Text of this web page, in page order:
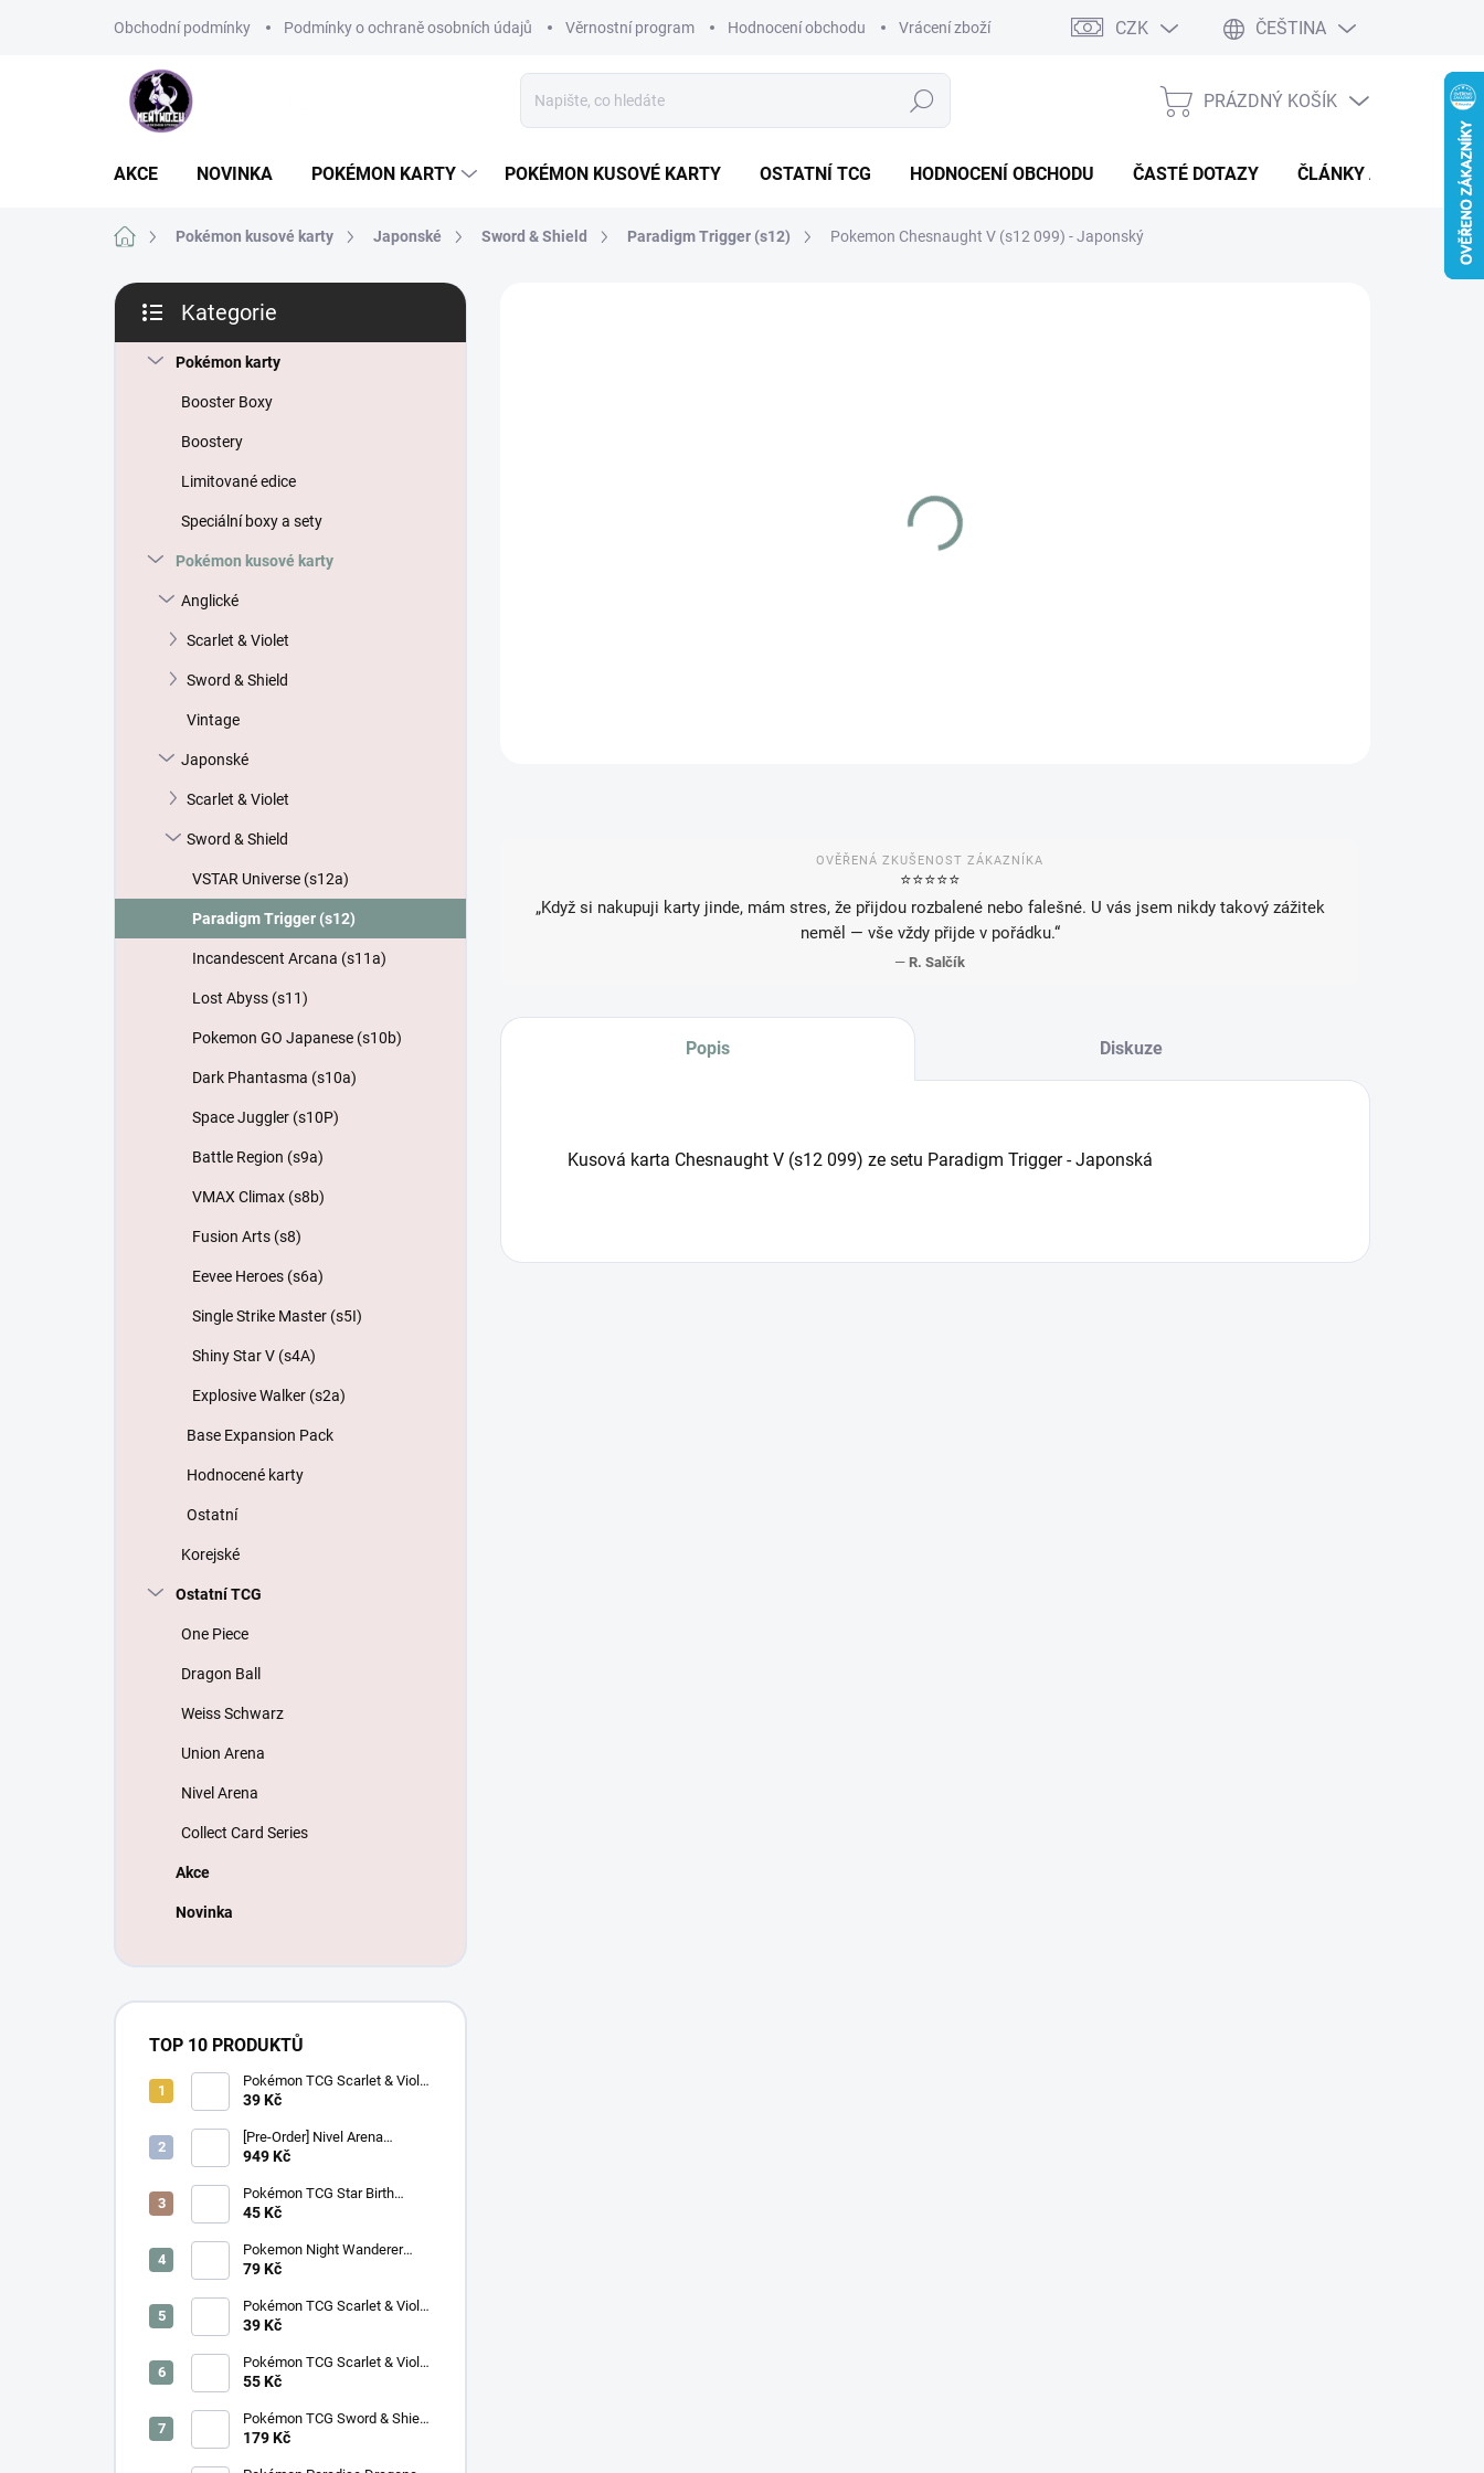
Obchodní podmínky Podmínky o ochraně osobních údajů Věrnostní program Hodnocení obchodu Vrácení zboží a reklamace Kontaktní formulář
CZK ČEŠTINA
Hledat
NÁKUPNÍ
PRÁZDNÝ KOŠÍK
AKCE NOVINKA POKÉMON KARTY POKÉMON KUSOVÉ KARTY OSTATNÍ TCG HODNOCENÍ OBCHODU ČASTÉ DOTAZY ČLÁNKY A NOVINKY
Domů Pokémon kusové karty Japonské Sword & Shield Paradigm Trigger (s12) Pokemon Chesnaught V (s12 099) - Japonský
P
s
kategorie
Kategorie
Pokémon karty
Booster Boxy
Boostery
Limitované edice
Speciální boxy a sety
Pokémon kusové karty
Anglické
Scarlet & Violet
Sword & Shield
Vintage
Japonské
Scarlet & Violet
Sword & Shield
VSTAR Universe (s12a)
Paradigm Trigger (s12)
Incandescent Arcana (s11a)
Lost Abyss (s11)
Pokemon GO Japanese (s10b)
Dark Phantasma (s10a)
Space Juggler (s10P)
Battle Region (s9a)
VMAX Climax (s8b)
Fusion Arts (s8)
Eevee Heroes (s6a)
Single Strike Master (s5I)
Shiny Star V (s4A)
Explosive Walker (s2a)
Base Expansion Pack
Hodnocené karty
Ostatní
Korejské
Ostatní TCG
One Piece
Dragon Ball
Weiss Schwarz
Union Arena
Nivel Arena
Collect Card Series
Akce
Novinka
TOP 10 PRODUKTŮ
Pokémon TCG Scarlet & Violet
Battle Partners Booster –
39 Kč
[Pre-Order] Nivel Arena
Goddess of Victory NIKKE
Box - Korejský
949 Kč
Pokémon TCG Star Birth
Booster – Korejský
45 Kč
Pokemon Night Wanderer
Booster (sv6a) - Japonský
79 Kč
Pokémon TCG Scarlet & Violet
Night Wanderer Booster –
39 Kč
Pokémon TCG Scarlet & Violet
Surging Sparks Booster –
55 Kč
Pokémon TCG Sword & Shield
Eevee Heroes Booster –
179 Kč
MOŽNOSTI DORUČENÍ
OVĚŘENÁ ZKUŠENOST ZÁKAZNÍKA
⭐️⭐️⭐️⭐️⭐️
„Když si nakupuji karty jinde, mám stres, že přijdou rozbalené nebo falešné. U vás jsem nikdy takový zážitek
neměl — vše vždy přijde v pořádku.“
— R. Salčík
Popis Diskuze
Kusová karta Chesnaught V (s12 099) ze setu Paradigm Trigger - Japonská